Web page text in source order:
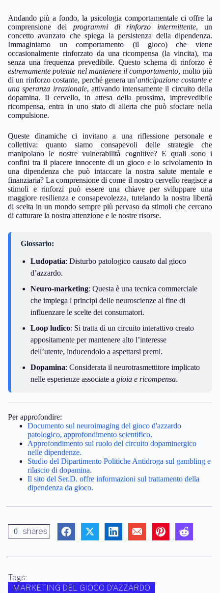
Andando più a fondo, la psicologia comportamentale ci offre la
comprensione dei programmi di rinforzo intermittente, un
concetto avanzato che spiega la persistenza della dipendenza.
Immaginiamo un comportamento (il gioco) che viene
occasionalmente rinforzato da una ricompensa (la vincita), ma
senza una frequenza prevedibile. Questo schema di rinforzo è
estremamente potente nel mantenere il comportamento, molto più
di un rinforzo costante, perché genera un’anticipazione costante e
una speranza irrazionale, attivando intensamente il circuito della
dopamina. Il cervello, in attesa della prossima, imprevedibile
ricompensa, entra in uno stato di allerta che può sfociare nella
compulsione.
Queste dinamiche ci invitano a una riflessione personale e
collettiva: quanto siamo consapevoli delle strategie che
manipolano le nostre vulnerabilità cognitive? E quali sono i
confini tra il piacere innocente di un gioco e lo scivolamento in
una dipendenza che può intaccare la nostra salute mentale e
finanziaria? La comprensione di come il nostro cervello reagisce a
stimoli e rinforzi può essere una chiave per sviluppare una
maggiore resilienza e consapevolezza, tutelando la nostra libertà
di scelta in un mondo sempre più pervaso da stimoli che cercano
di catturare la nostra attenzione e le nostre risorse.
Glossario:
Ludopatia: Disturbo patologico causato dal gioco
d’azzardo.
Neuro-marketing: Questa è una tecnica commerciale
che impiega i principi delle neuroscienze al fine di
influenzare le scelte dei consumatori.
Loop ludico: Si tratta di un circuito interattivo creato
appositamente per mantenere alto l’interesse
dell’utente, inducendolo a aspettarsi premi.
Dopamina: Considerata il neurotrasmettitore implicato
nelle esperienze associate a gioia e ricompensa.
Per approfondire:
Documento sul neuroimaging del gioco d'azzardo
patologico, approfondimento scientifico.
Approfondimento sul ruolo del circuito dopaminergico
nelle dipendenze.
Studio del Dipartimento Politiche Antidroga sul gambling e
rilascio di dopamina.
Il sito del Ser.D. offre informazioni sul trattamento della
dipendenza da gioco.
0 shares
Tags:
MARKETING DEL GIOCO D'AZZARDO